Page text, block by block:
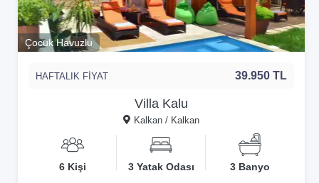
Çocuk Havuzlu
Villa Kalu
Kalkan / Kalkan
HAFTALIK FİYAT 39.950 TL
6 Kişi 3 Yatak Odası 3 Banyo